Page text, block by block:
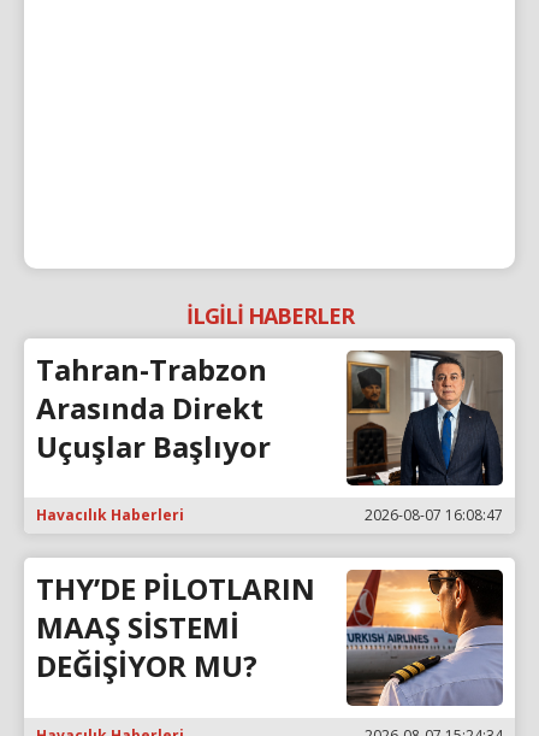
İLGİLİ HABERLER
Tahran-Trabzon
Arasında Direkt
Uçuşlar Başlıyor
Havacılık Haberleri 2026-08-07 16:08:47
THY’DE PİLOTLARIN
MAAŞ SİSTEMİ
DEĞİŞİYOR MU?